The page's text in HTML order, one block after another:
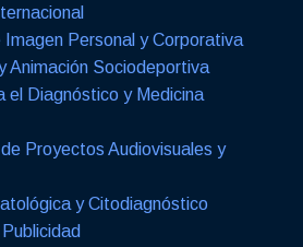
Imagen Personal y Corporativa
Animación Sociodeportiva
el Diagnóstico y Medicina
Proyectos Audiovisuales y
y Citodiagnóstico